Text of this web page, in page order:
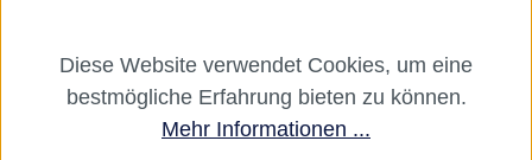
Die dentalkiosk.de Onlinehandelsplattform richtet sich ausschließlich
an Zahnarztpraxen und zahntechnische Labore. Ein Verkauf an
Verbraucher, Privatpersonen oder Drittanbieter i. S. v. § 13 BGB sowie
an branchenfremde Unternehmen ist ausgeschlossen.
Diese Website verwendet Cookies, um eine
bestmögliche Erfahrung bieten zu können.
Mehr Informationen ...